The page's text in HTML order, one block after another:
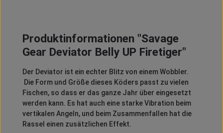
Produktinformationen "Savage
Gear Deviator Belly UP Firetiger"
Der Deviator ist ein echter Blitz von einem Wobbler.
Die Form und Größe dieses Köders passt zu vielen
Fischen, so dass er das ganze Jahr über eingesetzt
werden kann. Es hat auch eine starke Vibration beim
vertikalen Angeln, und beim Zusammenfallen hat die
Rassel einen zusätzlichen Effekt.